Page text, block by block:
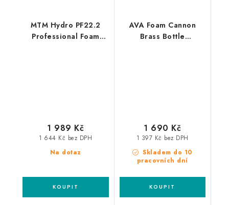
MTM Hydro PF22.2
Professional Foam
Na dotaz
1 644 Kč bez DPH
1 989 Kč
AVA Foam Cannon
Brass Bottle
Skladem do 10
pracovních dní
1 397 Kč bez DPH
1 690 Kč